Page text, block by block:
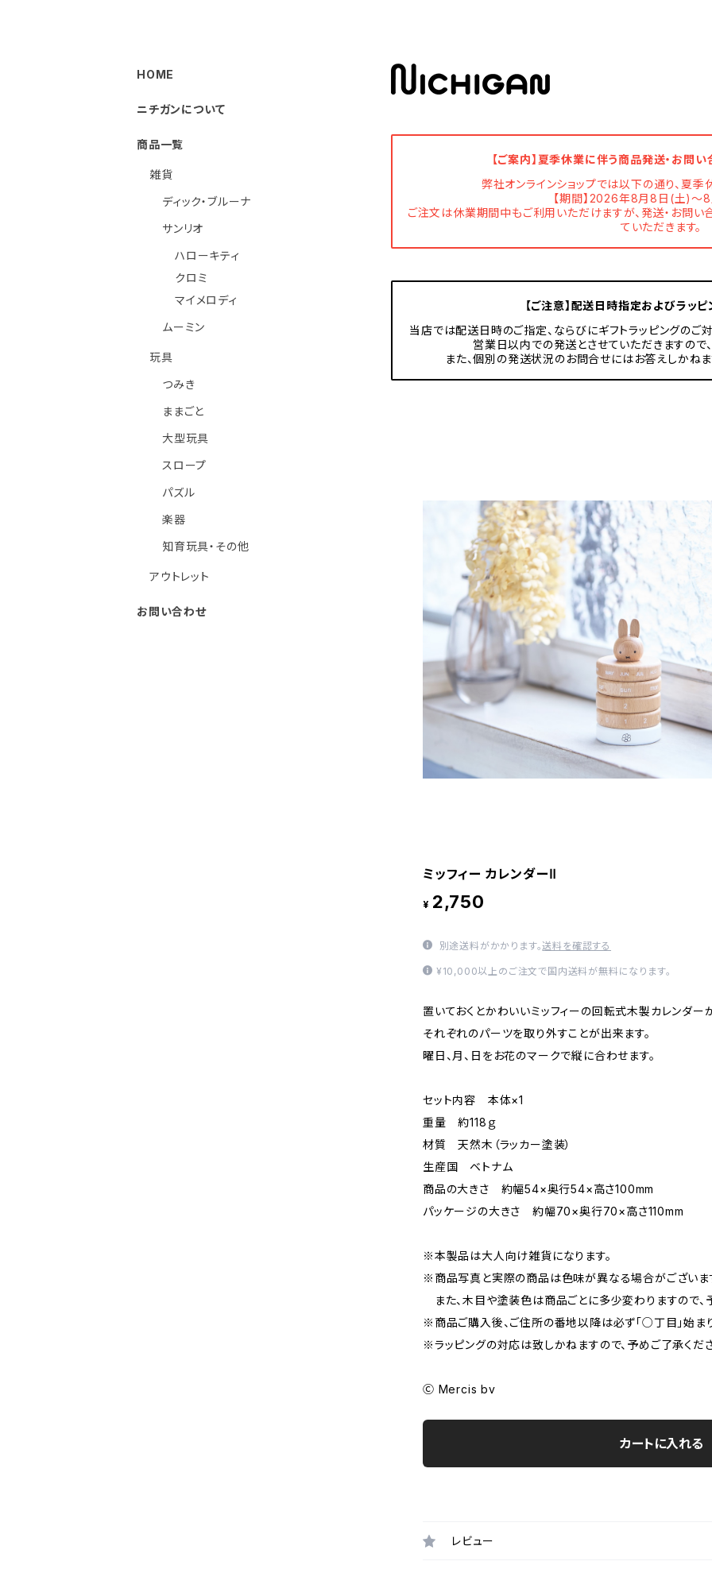
【ご案内】夏季休業に伴う商品発送・お問
弊社オンラインショップでは以下の通り、夏季
【期間】2026年8月8日(土)～
ご注文は休業期間中もご利用いただけますが、発送・お問
ていただきます。
【ご注意】配送日時指定およびラッ
当店では配送日時のご指定、ならびにギフトラッピングのご
営業日以内での発送とさせていただきますので
また、個別の発送状況のお問合せにはお答えしかねま
ミッフィー カレンダーⅡ
¥ 2,750
別途送料がかかります。送料を確認する
¥10,000以上のご注文で国内送料が無料になります。
置いておくとかわいいミッフィーの回転式木製カレンダー
それぞれのパーツを取り外すことが出来ます。
曜日、月、日をお花のマークで縦に合わせます。
セット内容 本体×1
重量 約118ｇ
材質 天然木（ラッカー塗装）
生産国 ベトナム
商品の大きさ 約幅54×奥行54×高さ100mm
パッケージの大きさ 約幅70×奥行70×高さ110mm
※本製品は大人向け雑貨になります。
※商品写真と実際の商品は色味が異なる場合がございま
また、木目や塗装色は商品ごとに多少変わりますので、
※商品ご購入後、ご住所の番地以降は必ず「○丁目」始ま
※ラッピングの対応は致しかねますので、予めご了承くださ
Ⓒ Mercis bv
カートに入れる
レビュー
HOME
ニチガンについて
商品一覧
雑貨
ディック・ブルーナ
サンリオ
ハローキティ
クロミ
マイメロディ
ムーミン
玩具
つみき
ままごと
大型玩具
スロープ
パズル
楽器
知育玩具・その他
アウトレット
お問い合わせ